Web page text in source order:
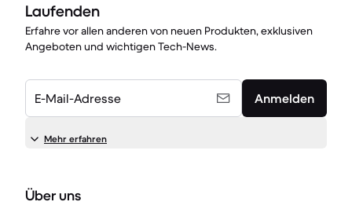
Laufenden
Erfahre vor allen anderen von neuen Produkten, exklusiven
Angeboten und wichtigen Tech-News.
E-Mail-Adresse Anmelden
Mehr erfahren
Über uns